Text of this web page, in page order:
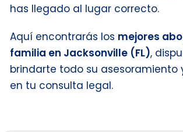
has llegado al lugar correcto.
Aquí encontrarás los mejores
familia en Jacksonville (FL),
brindarte todo su asesoramiento
en tu consulta legal.